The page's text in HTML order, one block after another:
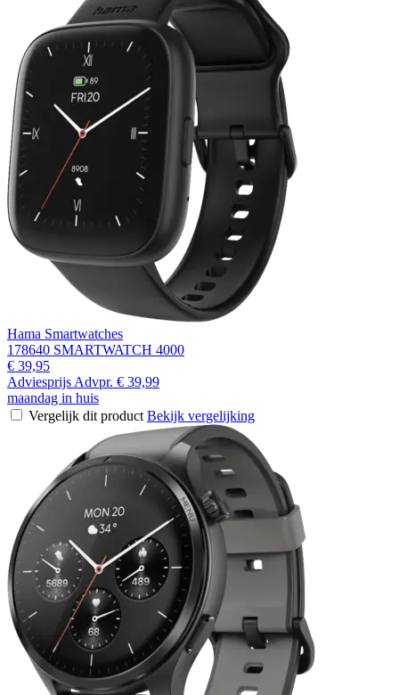
Hama Smartwatches
178640 SMARTWATCH 4000
€ 39,95
Adviesprijs Advpr. € 39,99
maandag in huis
Vergelijk dit product Bekijk vergelijking